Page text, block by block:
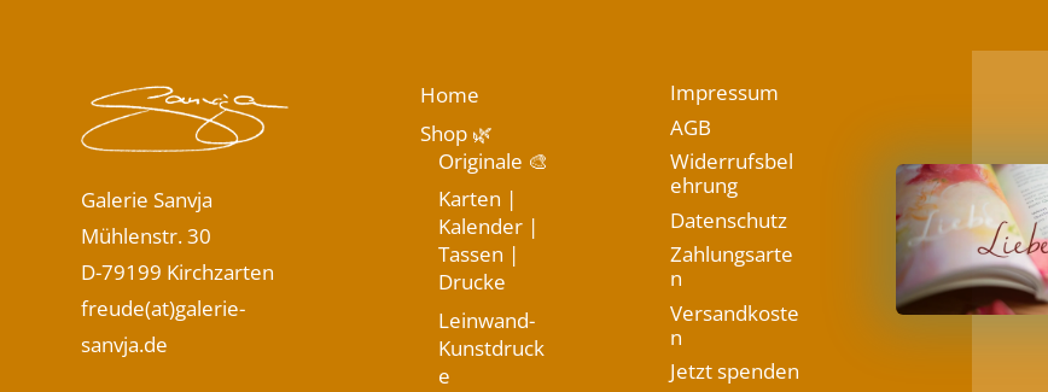
Galerie Sanvja
Mühlenstr. 30
D-79199 Kirchzarten
freude(at)galerie-
sanvja.de
Home
Shop 🌿
Originale 🎨
Karten |
Kalender |
Tassen |
Drucke
Leinwand-
Kunstdruck
e
Impressum
AGB
Widerrufsbel
ehrung
Datenschutz
Zahlungsarte
n
Versandkoste
n
Jetzt spenden